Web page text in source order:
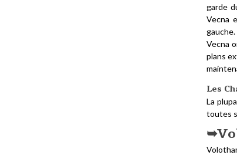
garde
Vecna
Vecna
plans
Les
La
toutes